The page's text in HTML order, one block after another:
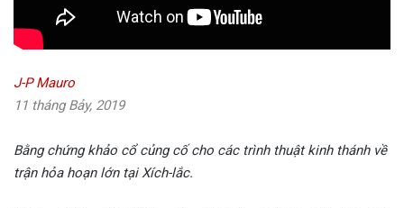
J-P Mauro
11 tháng Bảy, 2019
Bằng chứng khảo cổ củng cố cho các trình thuật kinh thánh về
trận hỏa hoạn lớn tại Xích-lắc.